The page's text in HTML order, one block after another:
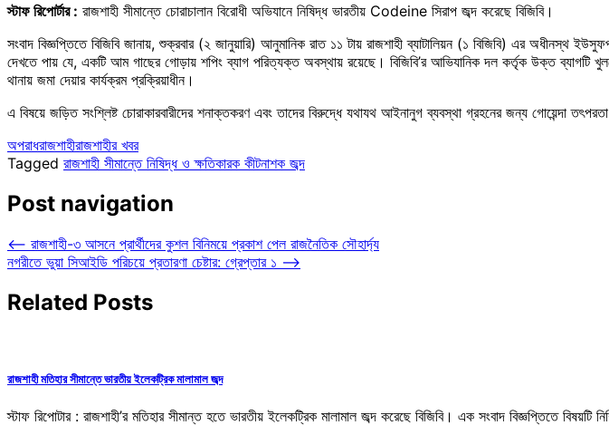
স্টাফ রিপোর্টার : রাজশাহী সীমান্তে চোরাচালান বিরোধী অভিযানে নিষিদ্ধ ভারতীয় Codeine সিরাপ জব্দ করেছে বিজিবি।
সংবাদ বিজ্ঞপ্তিতে বিজিবি জানায়, শুক্রবার (২ জানুয়ারি) আনুমানিক রাত ১১ টায় রাজশাহী ব্যাটালিয়ন (১ বিজিবি) এর অধীনস্থ
দেখতে পায় যে, একটি আম গাছের গোড়ায় শপিং ব্যাগ পরিত্যক্ত অবস্থায় রয়েছে। বিজিবি’র আভিযানিক দল কর্তৃক উক্ত
থানায় জমা দেয়ার কার্যক্রম প্রক্রিয়াধীন।
এ বিষয়ে জড়িত সংশ্লিষ্ট চোরাকারবারীদের শনাক্তকরণ এবং তাদের বিরুদ্ধে যথাযথ আইনানুগ ব্যবস্থা গ্রহনের জন্য গোয়েন্দা
অপরাধরাজশাহীরাজশাহীর খবর
Tagged রাজশাহী সীমান্তে নিষিদ্ধ ও ক্ষতিকারক কীটনাশক জব্দ
Post navigation
⟵ রাজশাহী-৩ আসনে প্রার্থীদের কুশল বিনিময়ে প্রকাশ পেল রাজনৈতিক সৌহার্দ্য
নগরীতে ভুয়া সিআইডি পরিচয়ে প্রতারণা চেষ্টার: গ্রেপ্তার ১ ⟶
Related Posts
রাজশাহী মতিহার সীমান্তে ভারতীয় ইলেকট্রিক মালামাল জব্দ
স্টাফ রিপোটার : রাজশাহী’র মতিহার সীমান্ত হতে ভারতীয় ইলেকট্রিক মালামাল জব্দ করেছে বিজিবি। এক সংবাদ বিজ্ঞপ্তিতে বিষয়টি